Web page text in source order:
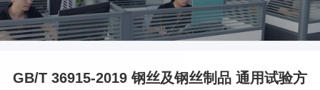
GB/T 36915-2019 钢丝及钢丝制品 通用试验方